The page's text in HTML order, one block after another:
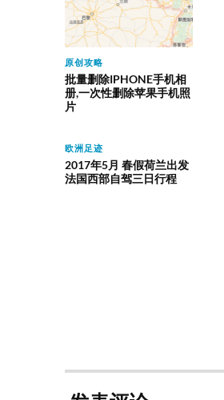
原创攻略
批量删除IPHONE手机相
册,一次性删除苹果手机照
片
欧洲足迹
2017年5月 春假荷兰出发
法国西部自驾三日行程